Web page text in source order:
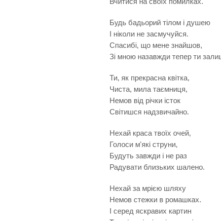
Будь бадьорий тілом і душею
І ніколи не засмучуйся.
Спасибі, що мене знайшов,
Зі мною назавжди тепер ти
Ти, як прекрасна квітка,
Чиста, мила таємниця,
Немов від річки істок
Світишся надзвичайно.
Нехай краса твоїх очей,
Голоси м'які струни,
Будуть завжди і не раз
Радувати близьких шалено.
Нехай за мрією шляху
Немов стежки в ромашках.
І серед яскравих картин